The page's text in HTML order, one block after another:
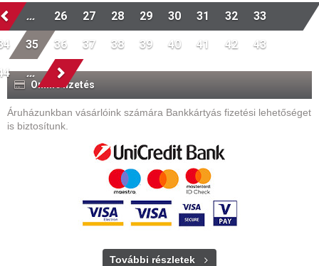
... 26 27 28 29 30 31 32 33
35 36 37 38 39 40 41 42 43
...
Online fizetés
Áruházunkban vásárlóink számára Bankkártyás fizetési lehetőséget
is biztosítunk.
További részletek